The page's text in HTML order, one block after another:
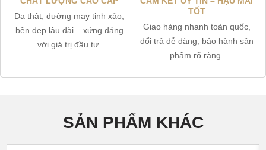
Da thật, đường may tinh xảo,
bền đẹp lâu dài – xứng đáng
với giá trị đầu tư.
TỐT
Giao hàng nhanh toàn quốc,
đổi trả dễ dàng, bảo hành sản
phẩm rõ ràng.
SẢN PHẨM KHÁC